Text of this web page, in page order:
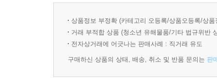
해석기법 35 「주어+wish/as if+가정법」은 주절의
해석기법 36 동사를 보고 가정의 의미가 숨어 있는
해석기법 37 도치된 가정법 문장은 동사를 통해 파
10 비교 표현의 형태를 이해하라
상품정보 부정확 (카테고리 오등록/상품오등록/상
거래 부적합 상품 (청소년 유해물품/기타 법규위반
전자상거래에 어긋나는 판매사례 : 직거래 유도
구매하신 상품의 상태, 배송, 취소 및 반품 문의는 판